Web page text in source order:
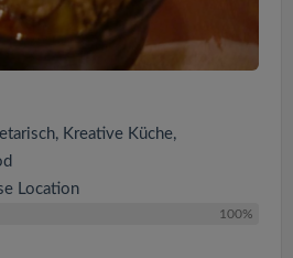
Kreative Küche,
Location
100%